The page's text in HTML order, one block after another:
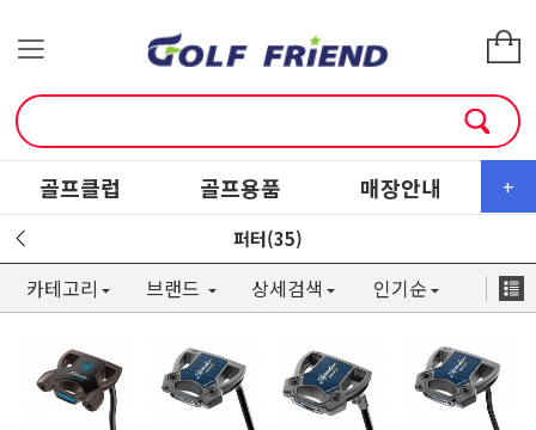
+
골프클럽 골프용품 매장안내 소
퍼터(35)
카테고리 브랜드 상세검색 인기순